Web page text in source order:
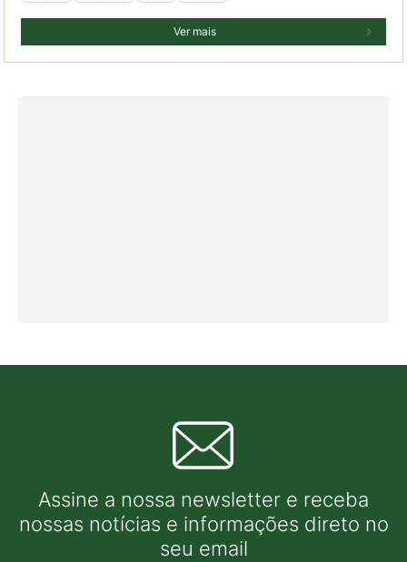
Ver mais
Assine a nossa newsletter e receba
nossas notícias e informações direto no
seu email